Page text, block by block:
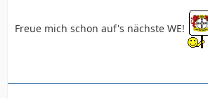
Freue mich schon auf's nächste WE!